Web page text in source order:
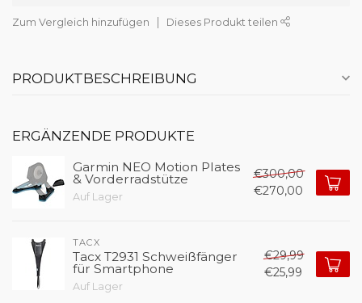
Zum Vergleich hinzufügen Dieses Produkt teilen
PRODUKTBESCHREIBUNG
ERGÄNZENDE PRODUKTE
Garmin NEO Motion Plates
& Vorderradstütze
Auf Lager
€300,00
€270,00
TACX
Tacx T2931 Schweißfänger
für Smartphone
Auf Lager
€29,99
€25,99